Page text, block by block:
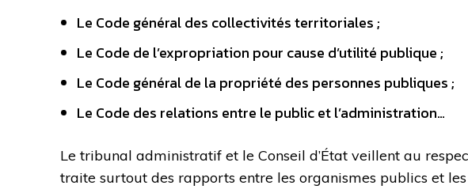
Le Code général des collectivités territoriales ;
Le Code de l’expropriation pour cause d’utilité publique ;
Le Code général de la propriété des personnes publiques ;
Le Code des relations entre le public et l’administration…
Le tribunal administratif et le Conseil d’État veillent au
traite surtout des rapports entre les organismes publics et